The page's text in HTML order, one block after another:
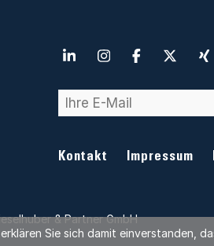
Kontakt Impressum
& Partner GmbH
Sie sich damit einverstanden,